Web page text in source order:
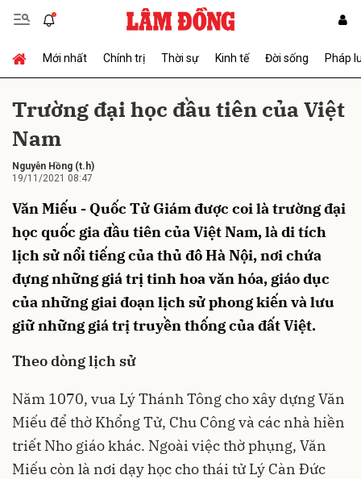
Mới nhất Chính trị Thời sự Kinh tế Đời sống Pháp
Trường đại học đầu tiên của Việt
Nam
Nguyễn Hồng (t.h)
19/11/2021 08:47
Văn Miếu - Quốc Tử Giám được coi là trường đại
học quốc gia đầu tiên của Việt Nam, là di tích
lịch sử nổi tiếng của thủ đô Hà Nội, nơi chứa
đựng những giá trị tinh hoa văn hóa, giáo dục
của những giai đoạn lịch sử phong kiến và lưu
giữ những giá trị truyền thống của đất Việt.
Theo dòng lịch sử
Năm 1070, vua Lý Thánh Tông cho xây dựng Văn
Miếu để thờ Khổng Tử, Chu Công và các nhà hiền
triết Nho giáo khác. Ngoài việc thờ phụng, Văn
Miếu còn là nơi dạy học cho thái tử Lý Càn Đức
Gửi bình luận